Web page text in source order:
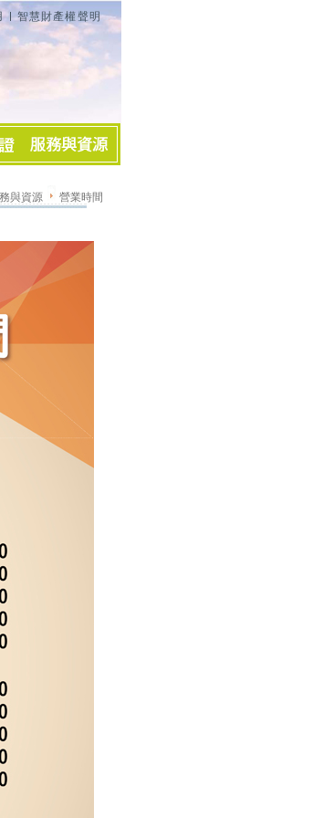
智慧財產權聲明
與資源 營業時間